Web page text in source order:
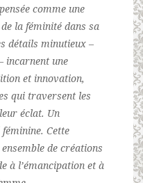
comme une
la féminité dans sa
détails minutieux –
incarnent une
et innovation,
qui traversent les
éclat. Un
Cette
de créations
à l’émancipation et à